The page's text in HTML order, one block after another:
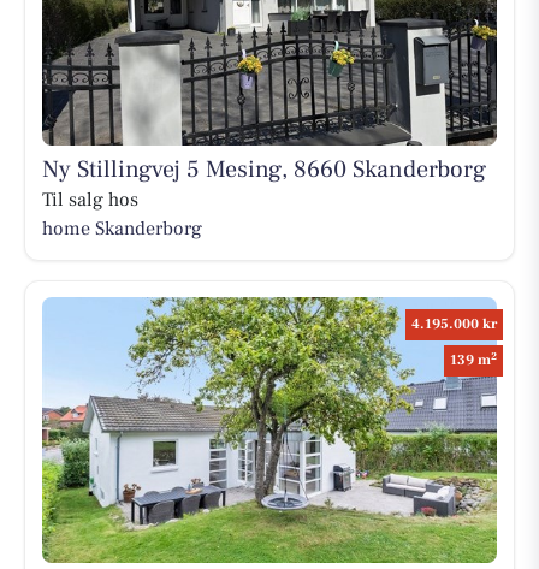
Ny Stillingvej 5 Mesing, 8660 Skanderborg
Til salg hos
home Skanderborg
4.195.000 kr
139 m2